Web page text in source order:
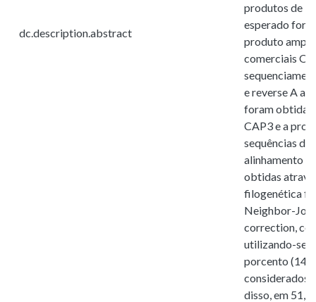
dc.description.abstract
produtos de
esperado
produto
comerciais O
e reverse A
foram obtidas
CAP3 e a
sequências
alinhamento
obtidas
filogenética
Neighbor-
correction,
utilizando-se
porcento (14/
considerados
disso, em